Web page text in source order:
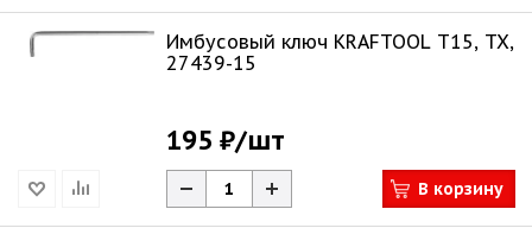
Имбусовый ключ KRAFTOOL Т15, TX,
27439-15
195 ₽/шт
В корзину